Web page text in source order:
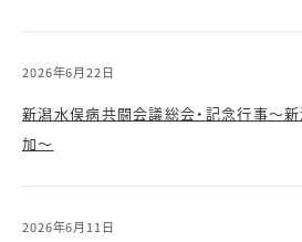
2026年6月22日
新潟水俣病共闘会議総会・記念行事～
加～
2026年6月11日